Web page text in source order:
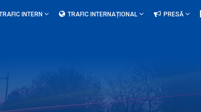
INTERN TRAFIC INTERNAȚIONAL PRESĂ